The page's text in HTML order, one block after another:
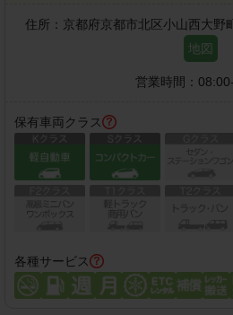
住所： 京都府京都市北区小山西大野
地図
営業時間：
保有車両クラス
各種サービス